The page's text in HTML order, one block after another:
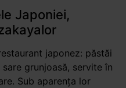
Japoniei,
japonez: păstăi
grunjoasă, servite în
Sub aparența lor